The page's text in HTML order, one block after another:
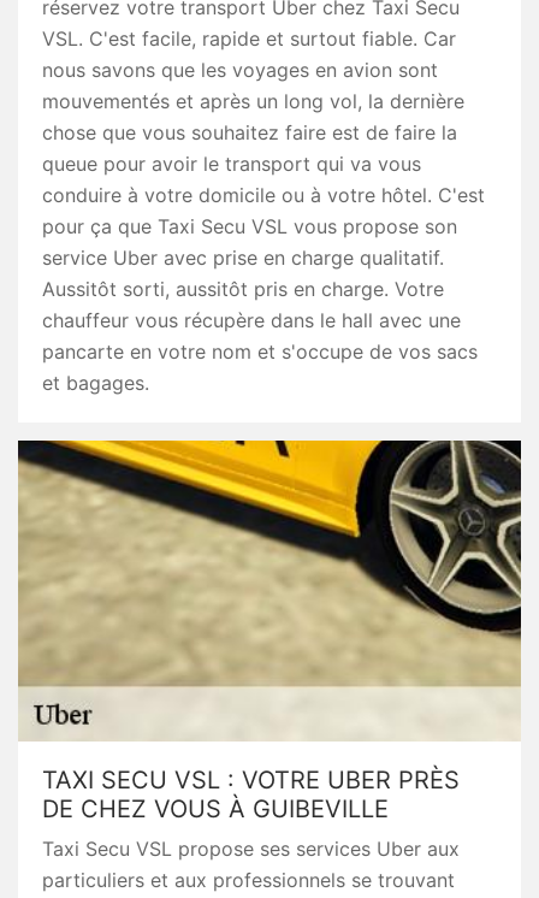
réservez votre transport Uber chez Taxi Secu
VSL. C'est facile, rapide et surtout fiable. Car
nous savons que les voyages en avion sont
mouvementés et après un long vol, la dernière
chose que vous souhaitez faire est de faire la
queue pour avoir le transport qui va vous
conduire à votre domicile ou à votre hôtel. C'est
pour ça que Taxi Secu VSL vous propose son
service Uber avec prise en charge qualitatif.
Aussitôt sorti, aussitôt pris en charge. Votre
chauffeur vous récupère dans le hall avec une
pancarte en votre nom et s'occupe de vos sacs
et bagages.
TAXI SECU VSL : VOTRE UBER PRÈS
DE CHEZ VOUS À GUIBEVILLE
Taxi Secu VSL propose ses services Uber aux
particuliers et aux professionnels se trouvant